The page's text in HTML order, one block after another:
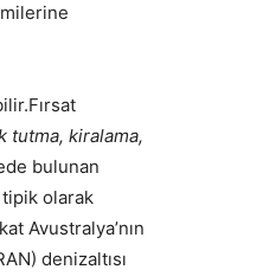
tutma, kiralama,
bulunan
olarak
Avustralya’nın
denizaltısı